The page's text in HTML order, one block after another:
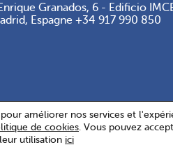
Granados, 6 - Edificio
Espagne +34 917 990 850
Tous droits réservés .
améliorer nos services et
de cookies . Vous pouvez
utilisation ici